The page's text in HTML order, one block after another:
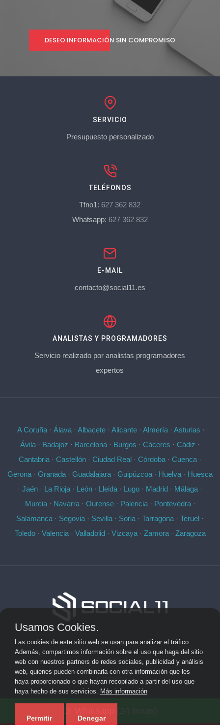
DESEO INFORMACIÓN SIN COMPROMISO
SERVICIO
Presupuesto personalizado
TELÉFONOS
Tfno1: 627 362 832
Whatsapp: 627 362 832
E-MAIL
contacto@social11.es
ANALISTAS Y PROGRAMADORES
Servicio realizado por analistas programadores
expertos
A Coruña· Álava· Albacete· Alicante· Almería· Asturias ·
Ávila · Badajoz · Barcelona · Burgos · Cáceres · Cádiz ·
Cantabria · Castellón · Ciudad Real · Córdoba · Cuenca ·
Gerona · Granada · Guadalajara · Guipúzcoa · Huelva · Huesca
· Jaén · La Rioja · León · Lleida · Lugo · Madrid · Málaga ·
Murcia· Navarra· Ourense· Palencia· Pontevedra·
Salamanca · Segovia · Sevilla · Soria · Tarragona · Teruel ·
Toledo· Valencia· Valladolid· Vizcaya· Zamora· Zaragoza
Aviso Legal
Privacidad
Cookies
aplicaciones de software personalizadas ·
Usamos Cookies.
Las cookies de este sitio web se usan para analizar el tráfico.
Además, compartimos información sobre el uso que haga del sitio
web con nuestros partners de redes sociales, publicidad y análisis
web, quienes pueden combinarla con otra información que les
haya proporcionado o que hayan recopilado a partir del uso que
haya hecho de sus servicios. Más información
Permitir Denegar